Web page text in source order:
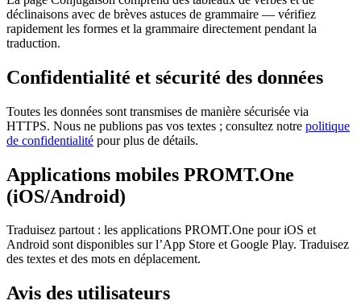
déclinaisons avec de brèves astuces de grammaire — vérifiez
rapidement les formes et la grammaire directement pendant la
traduction.
Confidentialité et sécurité des données
Toutes les données sont transmises de manière sécurisée via
HTTPS. Nous ne publions pas vos textes ; consultez notre politique
de confidentialité pour plus de détails.
Applications mobiles PROMT.One
(iOS/Android)
Traduisez partout : les applications PROMT.One pour iOS et
Android sont disponibles sur l’App Store et Google Play. Traduisez
des textes et des mots en déplacement.
Avis des utilisateurs